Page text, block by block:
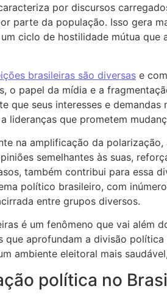
por discursos
parte da população. Isso gera
ciclo de hostilidade mútua que
brasileiras são diversas e
o papel da mídia e a
que seus interesses e
que prometem
na amplificação da
semelhantes às suas,
também contribui para essa
político brasileiro, com
entre grupos diversos.
é um fenômeno que vai além
aprofundam a divisão política
ambiente eleitoral mais
política no